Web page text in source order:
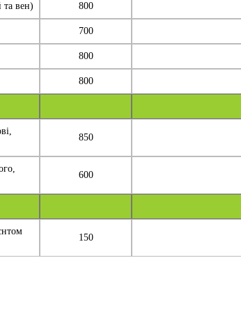
та вен) 800
700
800
800
850
600
150